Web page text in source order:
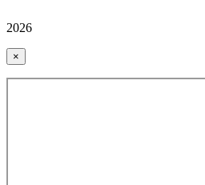
2026
×